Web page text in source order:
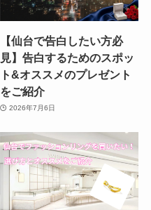
【仙台で告白したい方必
見】告白するためのスポッ
ト&オススメのプレゼント
をご紹介
2026年7月6日